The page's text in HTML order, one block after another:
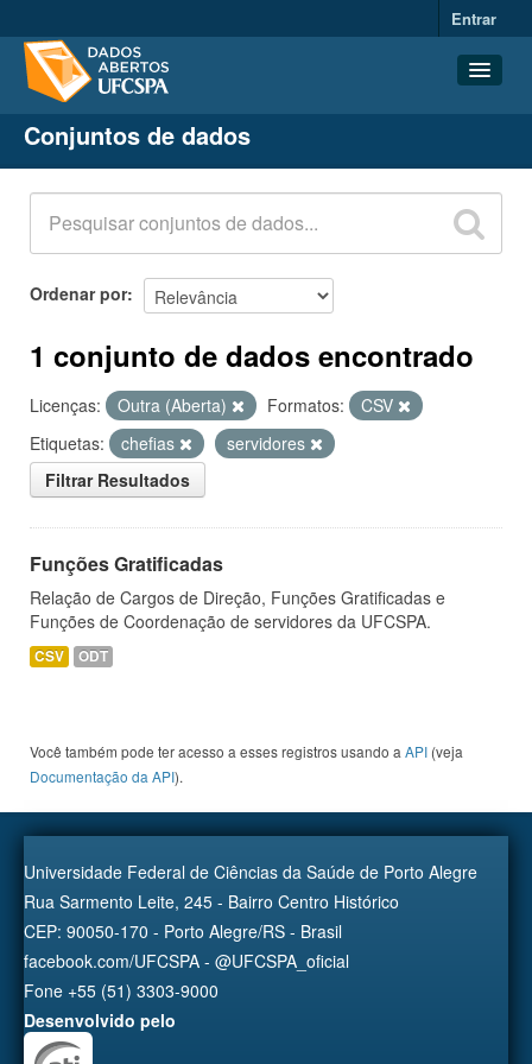
Entrar
Conjuntos de dados
Organizações
Grupos
Sobre
Conjuntos de dados
Ordenar por
1 conjunto de dados encontrado
Licenças: Outra (Aberta) Formatos:
CSV
Etiquetas:
chefias
servidores
Filtrar Resultados
Funções Gratificadas
Relação de Cargos de Direção, Funções Gratificadas e
Funções de Coordenação de servidores da UFCSPA.
CSV ODT
Você também pode ter acesso a esses registros usando a API (veja
Documentação da API).
Universidade Federal de Ciências da Saúde de Porto Alegre
Rua Sarmento Leite, 245 - Bairro Centro Histórico
CEP: 90050-170 - Porto Alegre/RS - Brasil
facebook.com/UFCSPA - @UFCSPA_oficial
Fone +55 (51) 3303-9000
Desenvolvido pelo